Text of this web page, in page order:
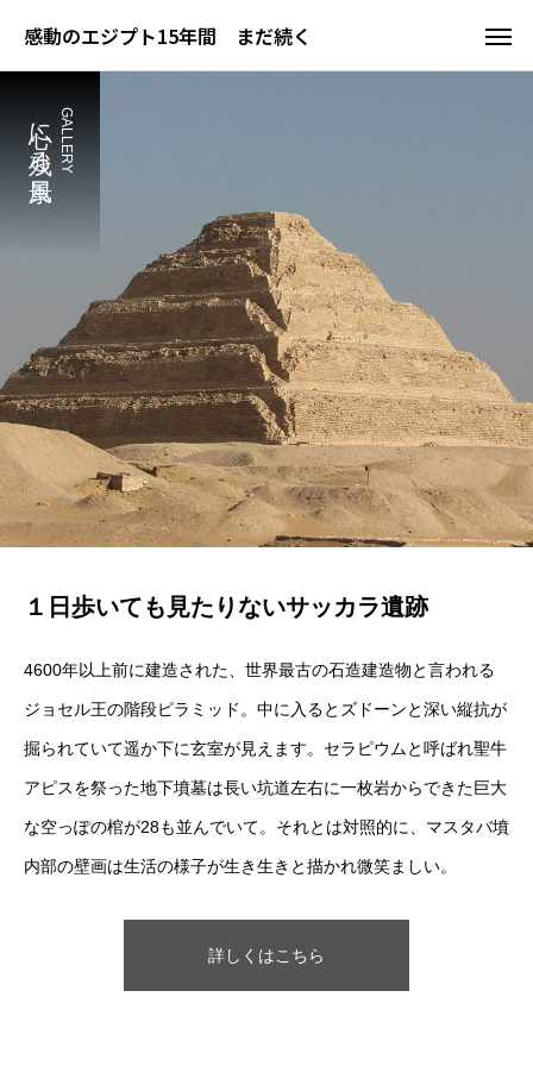
感動のエジプト15年間 まだ続く
GALLERY
心に残る風景
１日歩いても見たりないサッカラ遺跡
4600年以上前に建造された、世界最古の石造建造物と言われる
ジョセル王の階段ピラミッド。中に入るとズドーンと深い縦抗が
掘られていて遥か下に玄室が見えます。セラピウムと呼ばれ聖牛
アピスを祭った地下墳墓は長い坑道左右に一枚岩からできた巨大
な空っぽの棺が28も並んでいて。それとは対照的に、マスタバ墳
内部の壁画は生活の様子が生き生きと描かれ微笑ましい。
詳しくはこちら